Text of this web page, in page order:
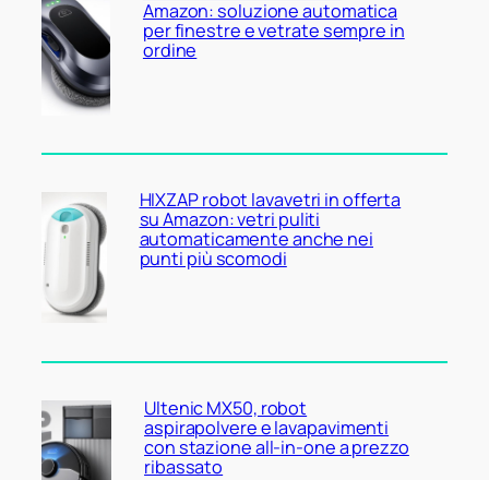
Amazon: soluzione automatica
per finestre e vetrate sempre in
ordine
HIXZAP robot lavavetri in offerta
su Amazon: vetri puliti
automaticamente anche nei
punti più scomodi
Ultenic MX50, robot
aspirapolvere e lavapavimenti
con stazione all-in-one a prezzo
ribassato